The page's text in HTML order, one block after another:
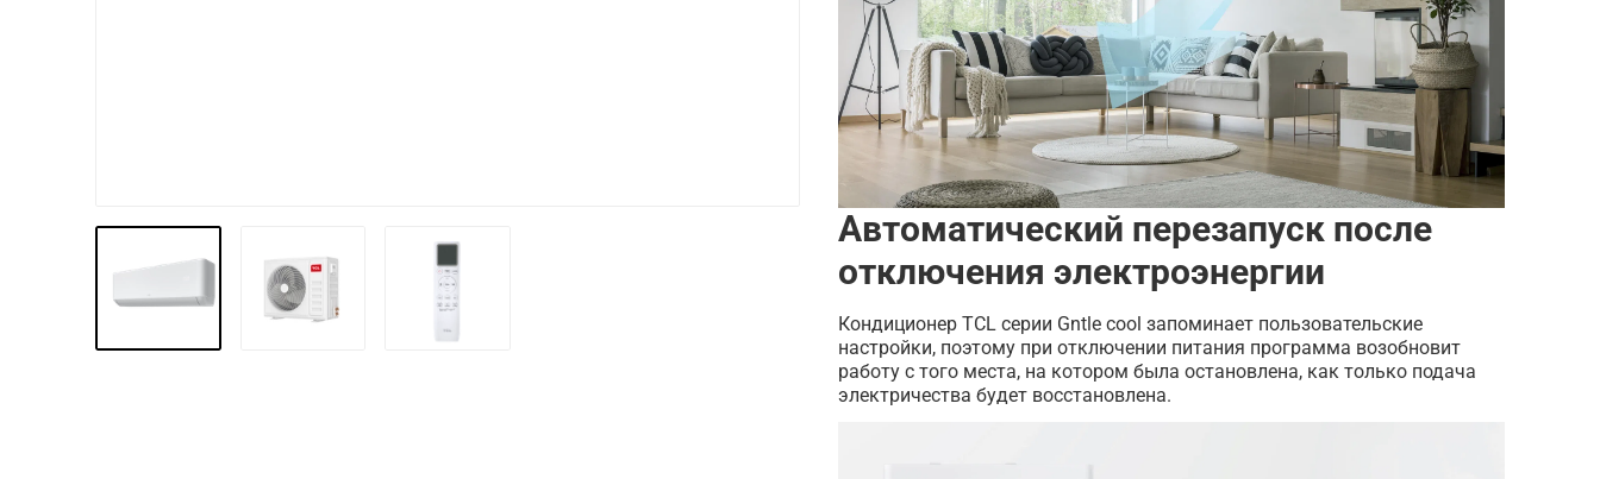
Автоматический перезапуск после
отключения электроэнергии
Кондиционер TCL серии Gntle cool запоминает пользовательские
настройки, поэтому при отключении питания программа возобновит
работу с того места, на котором была остановлена, как только подача
электричества будет восстановлена.